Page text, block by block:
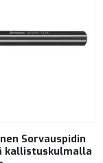
Sorvauspidin
kallistuskulmalla